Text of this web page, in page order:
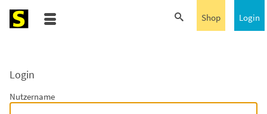
Login
Shop
Login
Nutzername